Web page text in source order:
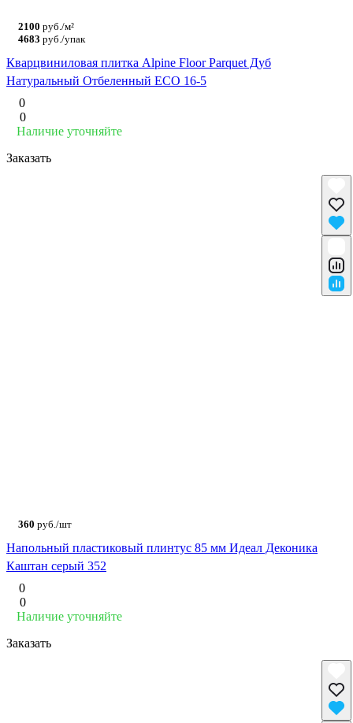
2100 руб./м²
4683 руб./упак
Кварцвиниловая плитка Alpine Floor Parquet Дуб
Натуральный Отбеленный ECO 16-5
0
0
Наличие уточняйте
Заказать
360 руб./шт
Напольный пластиковый плинтус 85 мм Идеал Деконика
Каштан серый 352
0
0
Наличие уточняйте
Заказать